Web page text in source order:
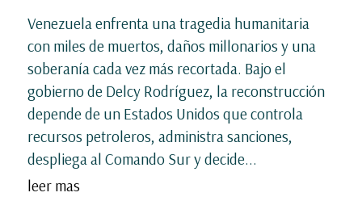
Venezuela enfrenta una tragedia humanitaria
con miles de muertos, daños millonarios y una
soberanía cada vez más recortada. Bajo el
gobierno de Delcy Rodríguez, la reconstrucción
depende de un Estados Unidos que controla
recursos petroleros, administra sanciones,
despliega al Comando Sur y decide...
leer mas